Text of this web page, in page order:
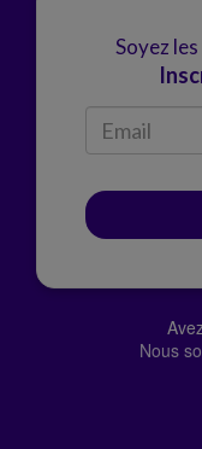
Soyez
Nous